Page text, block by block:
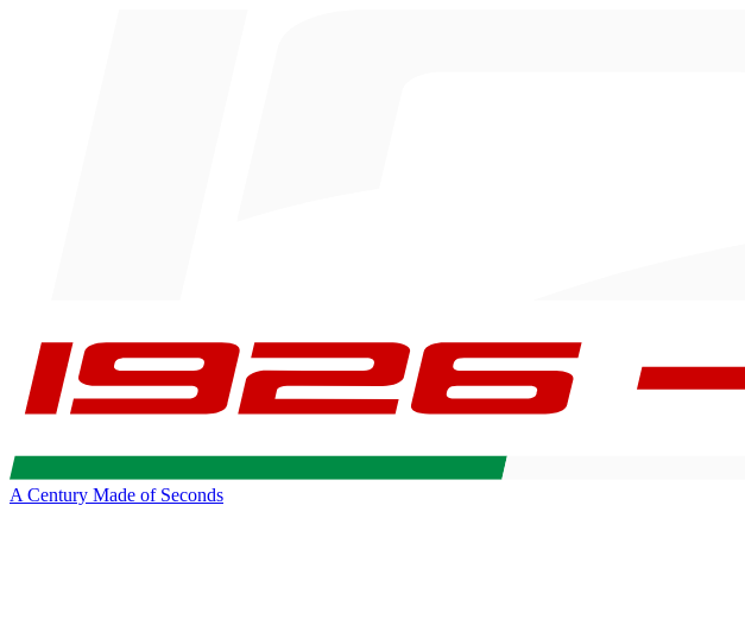
A Century Made of Seconds